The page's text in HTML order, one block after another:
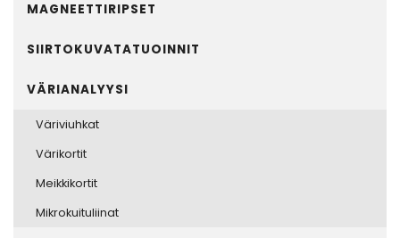
MAGNEETTIRIPSET
SIIRTOKUVATATUOINNIT
VÄRIANALYYSI
Väriviuhkat
Värikortit
Meikkikortit
Mikrokuituliinat